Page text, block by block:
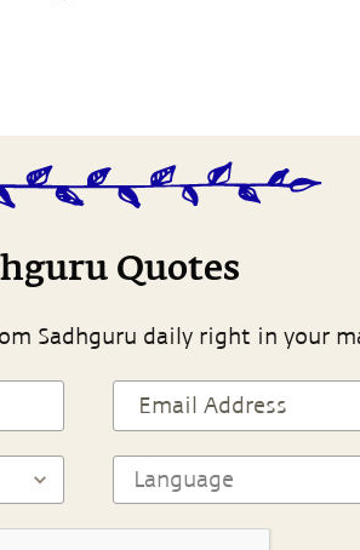
Quotes
Sadhguru daily right in your